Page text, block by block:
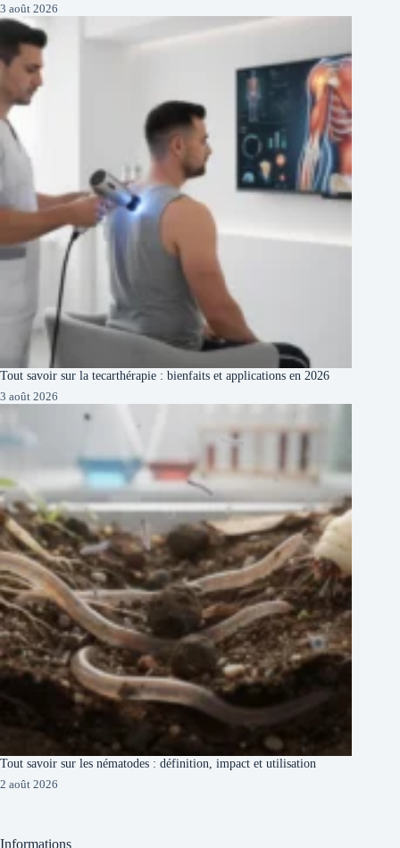
3 août 2026
Tout savoir sur la tecarthérapie : bienfaits et applications en 2026
3 août 2026
Tout savoir sur les nématodes : définition, impact et utilisation
2 août 2026
Informations